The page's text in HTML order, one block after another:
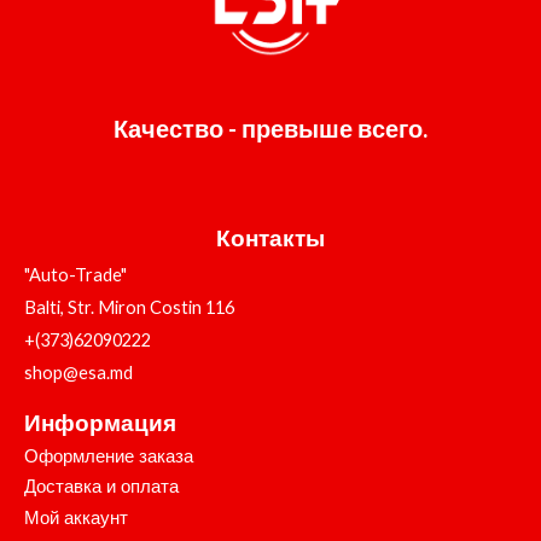
Качество - превыше всего.
Контакты
"Auto-Trade"
Balti, Str. Miron Costin 116
+(373)62090222
shop@esa.md
Информация
Оформление заказа
Доставка и оплата
Мой аккаунт